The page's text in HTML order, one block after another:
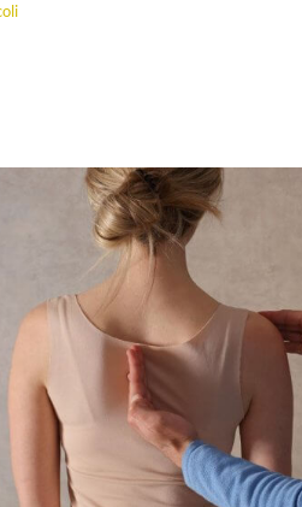
CAUSE, SINTOMI E IL
NELLA
Articoli